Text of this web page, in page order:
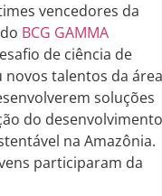
vencedores da
BCG GAMMA
de ciência de
novos talentos da área
soluções
do desenvolvimento
na Amazônia.
participaram da